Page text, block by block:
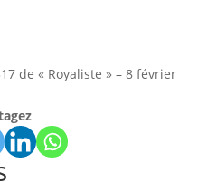
de « Royaliste » – 8 février